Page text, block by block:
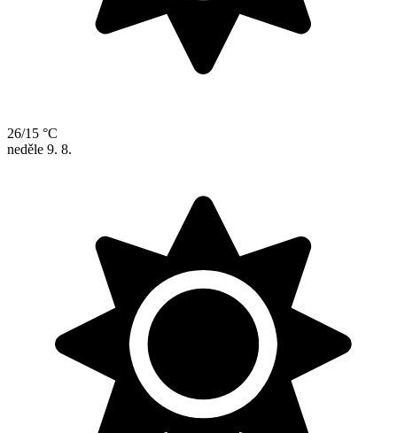
26/15 °C
neděle 9. 8.